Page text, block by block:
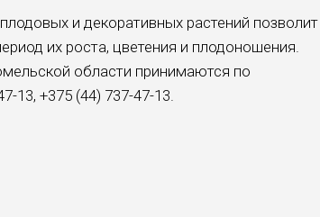
и декоративных растений позволит
их роста, цветения и плодоношения.
области принимаются по
13, +375 (44) 737-47-13.